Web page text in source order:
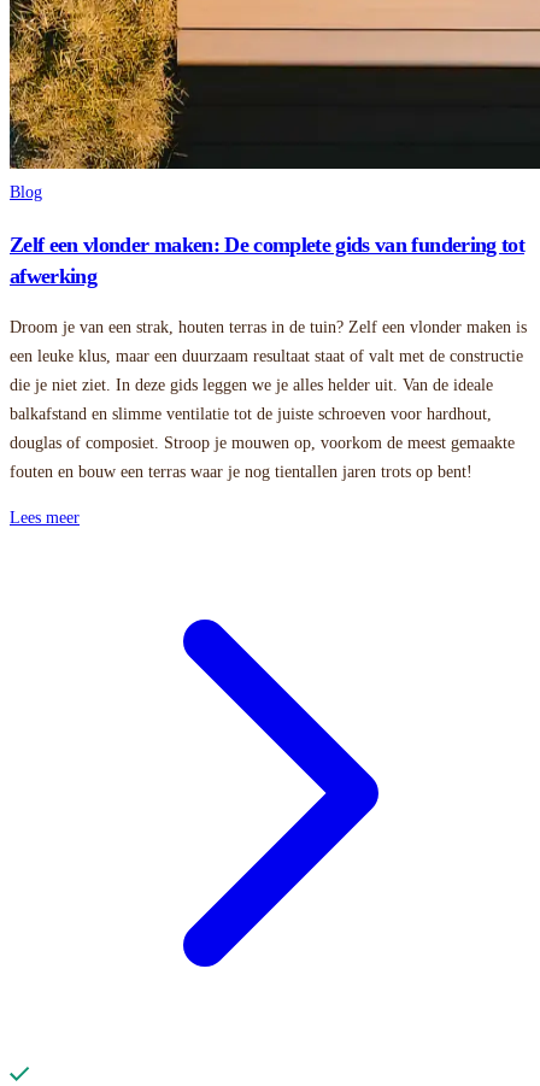
Blog
Zelf een vlonder maken: De complete gids van fundering tot
afwerking
Droom je van een strak, houten terras in de tuin? Zelf een vlonder maken is
een leuke klus, maar een duurzaam resultaat staat of valt met de constructie
die je niet ziet. In deze gids leggen we je alles helder uit. Van de ideale
balkafstand en slimme ventilatie tot de juiste schroeven voor hardhout,
douglas of composiet. Stroop je mouwen op, voorkom de meest gemaakte
fouten en bouw een terras waar je nog tientallen jaren trots op bent!
Lees meer